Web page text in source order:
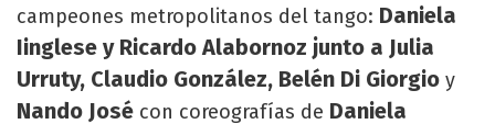
campeones metropolitanos del tango: Daniela
Iinglese y Ricardo Alabornoz junto a Julia
Urruty, Claudio González, Belén Di Giorgio y
Nando José con coreografías de Daniela